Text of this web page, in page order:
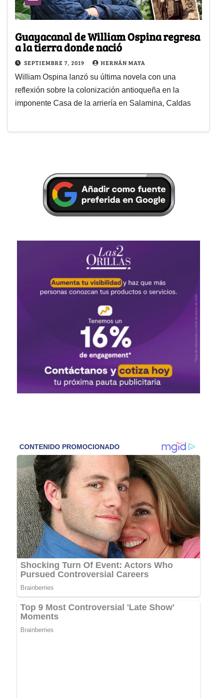
Guayacanal de William Ospina regresa
a la tierra donde nació
SEPTIEMBRE 7, 2019 HERNÁN MAYA
William Ospina lanzó su última novela con una
reflexión sobre la colonización antioqueña en la
imponente Casa de la arriería en Salamina, Caldas